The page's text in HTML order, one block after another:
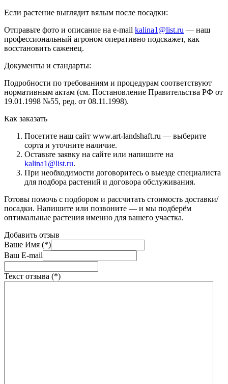
Если растение выглядит вялым после посадки:
Отправьте фото и описание на e-mail kalina1@list.ru — наш
профессиональный агроном оперативно подскажет, как
восстановить саженец.
Документы и стандарты:
Подробности по требованиям и процедурам соответствуют
нормативным актам (см. Постановление Правительства РФ от
19.01.1998 №55, ред. от 08.11.1998).
Как заказать
Посетите наш сайт www.art-landshaft.ru — выберите
сорта и уточните наличие.
Оставьте заявку на сайте или напишите на
kalina1@list.ru.
При необходимости договоритесь о выезде специалиста
для подбора растений и договора обслуживания.
Готовы помочь с подбором и рассчитать стоимость доставки/
посадки. Напишите или позвоните — и мы подберём
оптимальные растения именно для вашего участка.
Добавить отзыв
Ваше Имя (*)
Ваш E-mail
Текст отзыва (*)